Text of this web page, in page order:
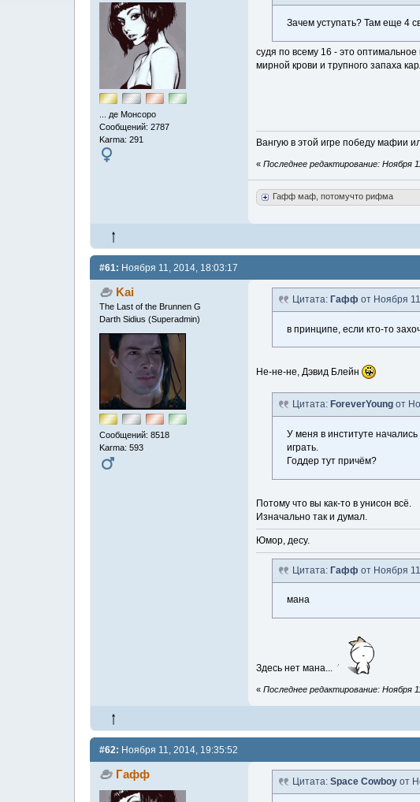
... де Монсоро
Сообщений: 2787
Karma: 291
Зачем уступать? Там еще 4
судя по всему 16 - это оптимальное
мирной крови и трупного запаха
Вангую в этой игре победу мафии
«Последнее редактирование: Ноября
Гафф маф, потомучто рифма
#61: Ноября 11, 2014, 18:03:17
Kai
The Last of the Brunnen G
Darth Sidius (Superadmin)
Сообщений: 8518
Karma: 593
Цитата:Гафф от Ноября
в принципе, если кто-то
Не-не-не, Дэвид Блейн
Цитата: ForeverYoung от
У меня в институте
играть.
Годдер тут причём?
Потому что вы как-то в унисон всё.
Изначально так и думал.
Юмор, десу.
Цитата:Гафф от Ноября
мана
Здесь нет мана...
«Последнее редактирование: Ноября
#62: Ноября 11, 2014, 19:35:52
Гафф
Цитата:Space Cowboy от